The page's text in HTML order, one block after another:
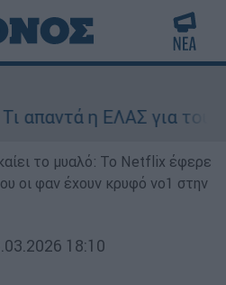
η ΕΛΑΣ για τους 8
το μυαλό: Το Netflix έφερε
οι φαν έχουν κρυφό νο1 στην
18:10